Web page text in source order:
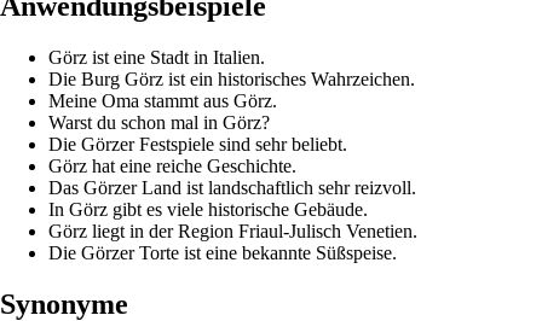
Görz ist eine Stadt in Italien.
Die Burg Görz ist ein historisches Wahrzeichen.
Meine Oma stammt aus Görz.
Warst du schon mal in Görz?
Die Görzer Festspiele sind sehr beliebt.
Görz hat eine reiche Geschichte.
Das Görzer Land ist landschaftlich sehr reizvoll.
In Görz gibt es viele historische Gebäude.
Görz liegt in der Region Friaul-Julisch Venetien.
Die Görzer Torte ist eine bekannte Süßspeise.
Synonyme